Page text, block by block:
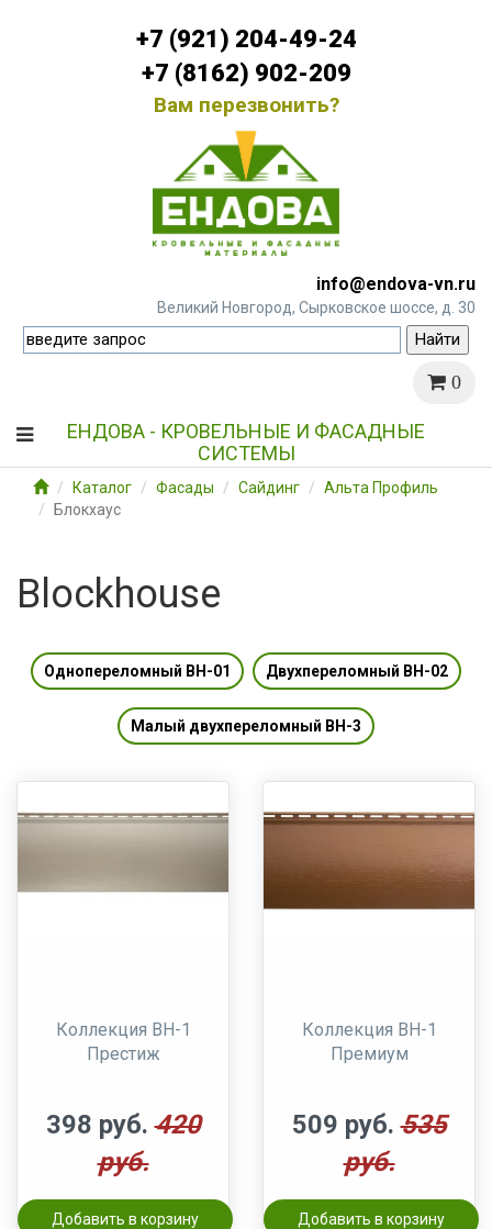
+7 (921) 204-49-24
+7 (8162) 902-209
Вам перезвонить?
info@endova-vn.ru
Великий Новгород, Сырковское шоссе, д. 30
0
ЕНДОВА - КРОВЕЛЬНЫЕ И ФАСАДНЫЕ
СИСТЕМЫ
Каталог Фасады Сайдинг
Альта Профиль
Блокхаус
Blockhouse
Однопереломный ВН-01 Двухпереломный ВН-02
Малый двухпереломный BH-3
Коллекция BH-1
Престиж
398 руб. 420
руб.
Добавить в корзину
Коллекция BH-1
Премиум
509 руб. 535
руб.
Добавить в корзину